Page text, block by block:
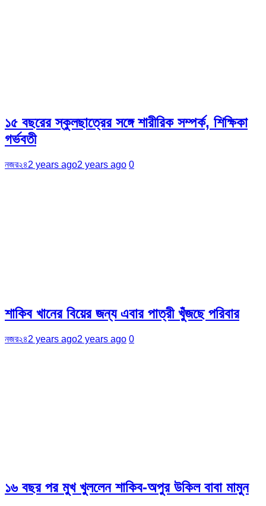
১৫ বছরের স্কুলছাত্রের সঙ্গে শারীরিক সম্পর্ক, শিক্ষিকা
গর্ভবতী
নজর২৪2 years ago2 years ago 0
শাকিব খানের বিয়ের জন্য এবার পাত্রী খুঁজছে পরিবার
নজর২৪2 years ago2 years ago 0
১৬ বছর পর মুখ খুললেন শাকিব-অপুর উকিল বাবা মামুন